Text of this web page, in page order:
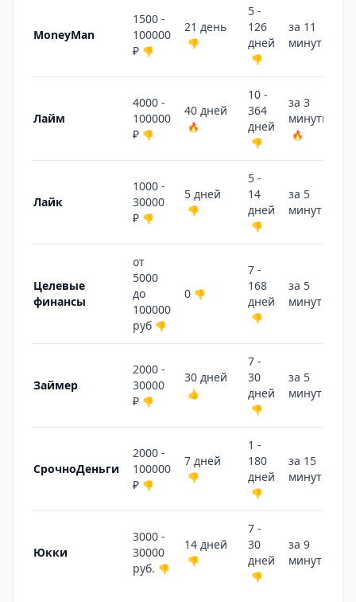
MoneyMan
1500 -
100000
₽ 👎
21 день
👎
5 -
126
дней
👎
за 11
минут
Лайм
4000 -
100000
₽ 👎
40 дней
🔥
10 -
364
дней
👎
за 3
минуты
🔥
Лайк
1000 -
30000
₽ 👎
5 дней
👎
5 -
14
дней
👎
за 5
минут
Целевые
финансы
от
5000
до
100000
руб 👎
0 👎
7 -
168
дней
👎
за 5
минут
Займер
2000 -
30000
₽ 👎
30 дней
👍
7 -
30
дней
👎
за 5
минут
СрочноДеньги
2000 -
100000
₽ 👎
7 дней
👎
1 -
180
дней
👎
за 15
минут
Юкки
3000 -
30000
руб. 👎
14 дней
👎
7 -
30
дней
👎
за 9
минут